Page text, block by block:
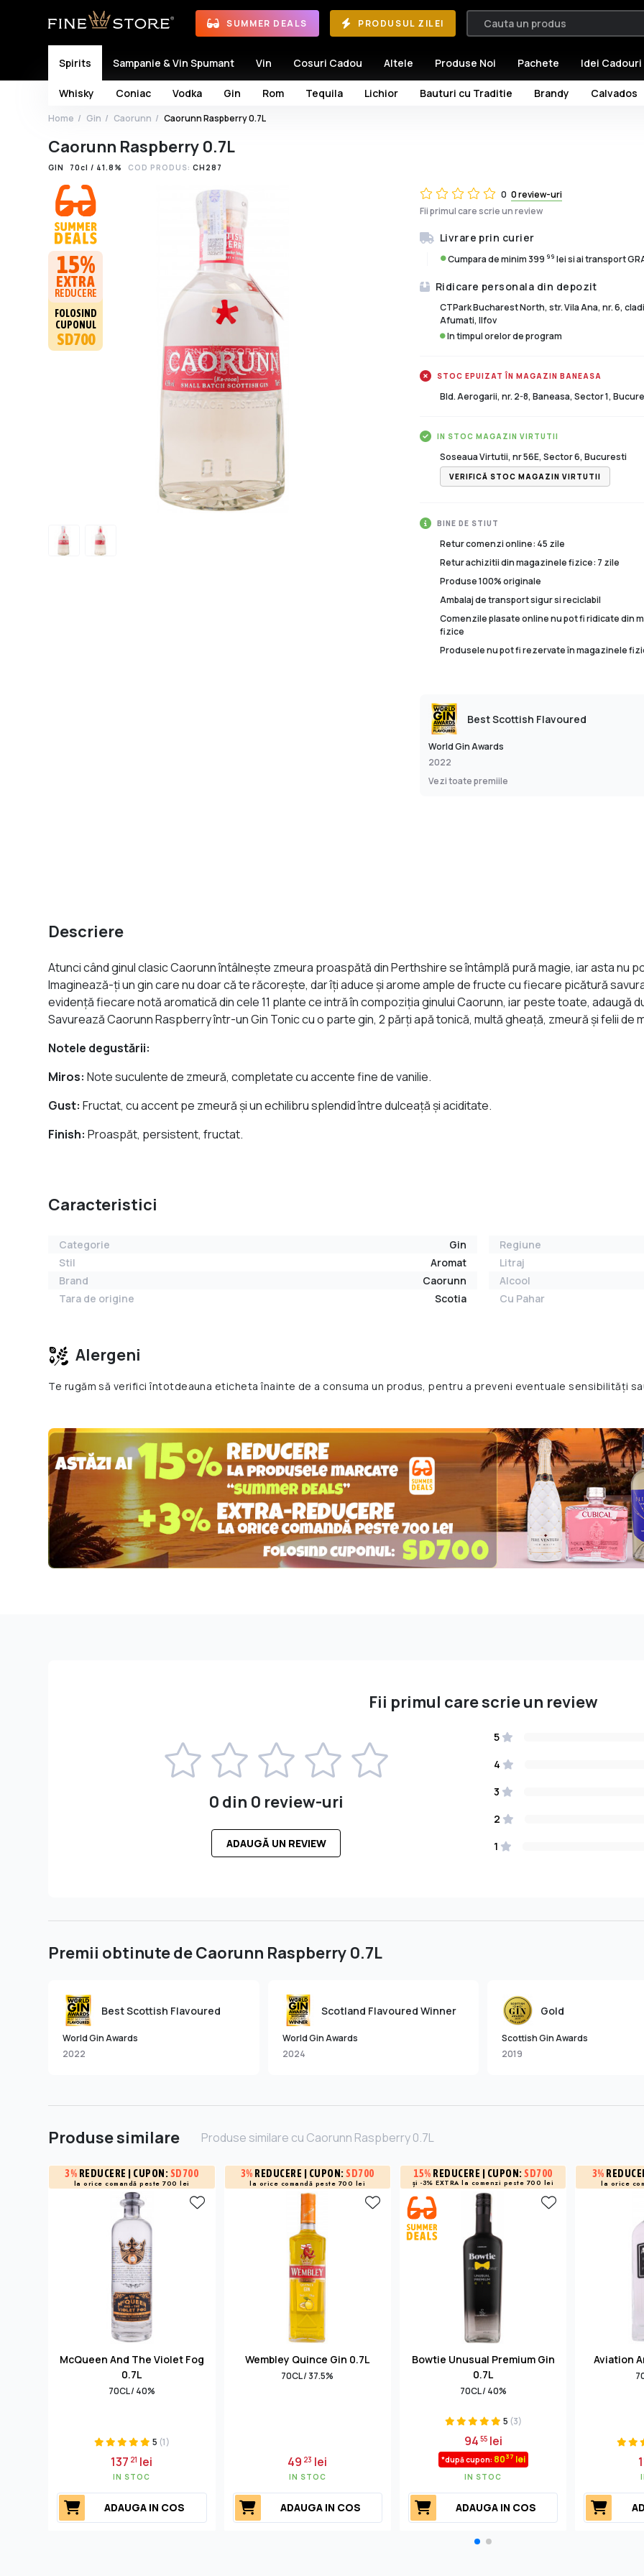
SUMMER DEALS PRODUSUL ZILEI
Spirits
Whisky Coniac Vodka Gin Rom Tequila Lichior Bauturi cu Traditie Brandy Calvados
Sampanie & Vin Spumant Vin Cosuri Cadou Altele Produse Noi Pachete Idei Cadouri
Home Gin Caorunn Caorunn Raspberry 0.7L
Caorunn Raspberry 0.7L
GIN 70cl / 41.8% COD PRODUS: CH287
15%
EXTRA
REDUCERE
FOLOSIND
CUPONUL
SD700
0 0 review-uri
Fii primul care scrie un review
Livrare prin curier
Cumpara de minim 399 99 lei si ai transport
Ridicare personala din depozit
CTPark Bucharest North, str. Vila Ana, nr. 6,
Afumati, Ilfov
In timpul orelor de program
STOC EPUIZAT ÎN MAGAZIN BANEASA
Bld. Aerogarii, nr. 2-8, Baneasa, Sector 1,
IN STOC MAGAZIN VIRTUTII
Soseaua Virtutii, nr 56E, Sector 6, Bucuresti
VERIFICĂ STOC MAGAZIN VIRTUTII
BINE DE STIUT
Retur comenzi online: 45 zile
Retur achizitii din magazinele fizice: 7 zile
Produse 100% originale
Ambalaj de transport sigur si reciclabil
Comenzile plasate online nu pot fi ridicate din
fizice
Produsele nu pot fi rezervate în magazinele
Best Scottish Flavoured
World Gin Awards
2022
Vezi toate premiile
Descriere
Atunci când ginul clasic Caorunn întâlnește zmeura proaspătă din Perthshire se întâmplă pură magie, iar asta nu
Imaginează-ți un gin care nu doar că te răcorește, dar îți aduce și arome ample de fructe cu fiecare picătură
evidență fiecare notă aromatică din cele 11 plante ce intră în compoziția ginului Caorunn, iar peste toate, adaugă
Savurează Caorunn Raspberry într-un Gin Tonic cu o parte gin, 2 părți apă tonică, multă gheață, zmeură și felii de
Notele degustării:
Miros:Note suculente de zmeură, completate cu accente fine de vanilie.
Gust:Fructat, cu accent pe zmeură și un echilibru splendid între dulceață și aciditate.
Finish: Proaspăt, persistent, fructat.
Caracteristici
Categorie
Gin
Stil
Aromat
Brand
Caorunn
Tara de origine
Scotia
Regiune
Litraj
Alcool
Cu Pahar
Alergeni
Te rugăm să verifici întotdeauna eticheta înainte de a consuma un produs, pentru a preveni eventuale sensibilități
Fii primul care scrie un review
0 din 0 review-uri
ADAUGĂ UN REVIEW
5
4
3
2
1
Premii obtinute de Caorunn Raspberry 0.7L
Best Scottish Flavoured
World Gin Awards
2022
Scotland Flavoured Winner
World Gin Awards
2024
Gold
Scottish Gin Awards
2019
Produse similare Produse similare cu Caorunn Raspberry 0.7L
3% REDUCERE | CUPON: SD700
la orice comandă peste 700 lei
McQueen And The Violet Fog
0.7L
70CL / 40%
5 (1)
13721 lei
IN STOC
ADAUGA IN COS
3% REDUCERE | CUPON:SD700
la orice comandă peste 700 lei
Wembley Quince Gin 0.7L
70CL / 37.5%
4923 lei
IN STOC
ADAUGA IN COS
15% REDUCERE | CUPON:SD700
și -3% EXTRA la comenzi peste 700 lei
Bowtie Unusual Premium Gin
0.7L
70CL / 40%
5 (3)
9455lei
*după cupon: 8037 lei
IN STOC
ADAUGA IN COS
3%
la orice
Aviation